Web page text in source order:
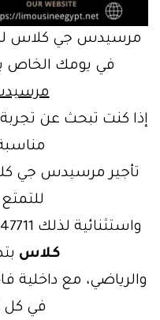
مرسيدس جي كلاس
في يومك الخاص بالتالي
إذا كنت تبحث عن
تأجير مرسيدس جي
واستثنائية لذلك 01101747711 تتميز
كلاس
والرياضي، مع داخلية
في كل